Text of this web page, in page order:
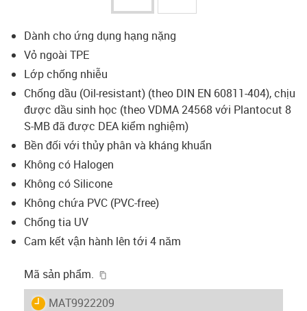
Dành cho ứng dụng hạng nặng
Vỏ ngoài TPE
Lớp chống nhiễu
Chống dầu (Oil-resistant) (theo DIN EN 60811-404), chịu
được dầu sinh học (theo VDMA 24568 với Plantocut 8
S-MB đã được DEA kiểm nghiệm)
Bền đối với thủy phân và kháng khuẩn
Không có Halogen
Không có Silicone
Không chứa PVC (PVC-free)
Chống tia UV
Cam kết vận hành lên tới 4 năm
Mã sản phẩm.
igus-icon-lieferzeit
MAT9922209